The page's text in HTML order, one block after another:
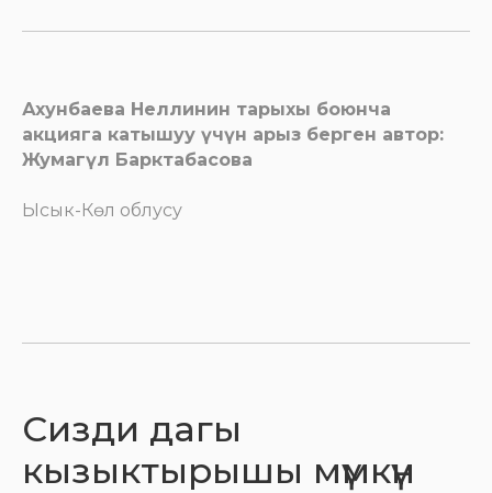
Ахунбаева Неллинин тарыхы боюнча
акцияга катышуу үчүн арыз берген автор:
Жумагүл Барктабасова
Ысык-Көл облусу
Сизди дагы
кызыктырышы мүмкүн